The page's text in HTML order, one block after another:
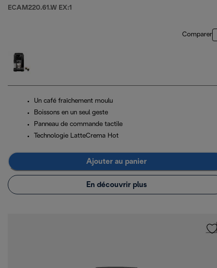
ECAM220.61.W EX:1
Comparer
Un café fraîchement moulu
Boissons en un seul geste
Panneau de commande tactile
Technologie LatteCrema Hot
Ajouter au panier
En découvrir plus